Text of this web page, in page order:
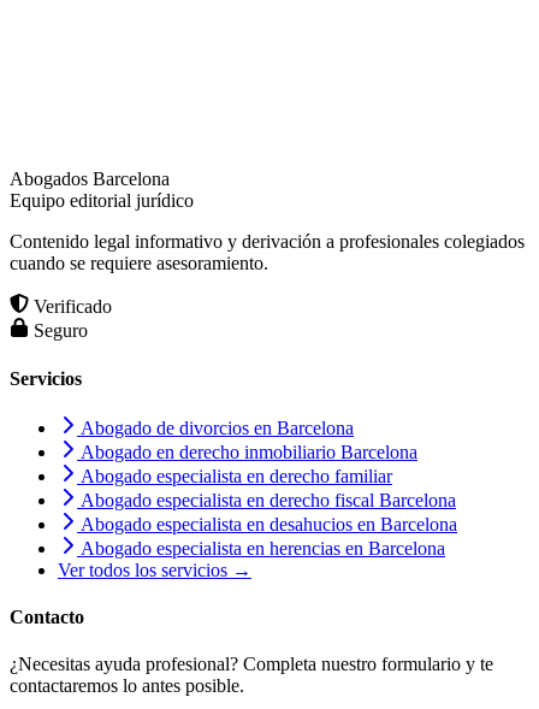
Abogados Barcelona
Equipo editorial jurídico
Contenido legal informativo y derivación a profesionales colegiados
cuando se requiere asesoramiento.
Verificado
Seguro
Servicios
Abogado de divorcios en Barcelona
Abogado en derecho inmobiliario Barcelona
Abogado especialista en derecho familiar
Abogado especialista en derecho fiscal Barcelona
Abogado especialista en desahucios en Barcelona
Abogado especialista en herencias en Barcelona
Ver todos los servicios →
Contacto
¿Necesitas ayuda profesional? Completa nuestro formulario y te
contactaremos lo antes posible.